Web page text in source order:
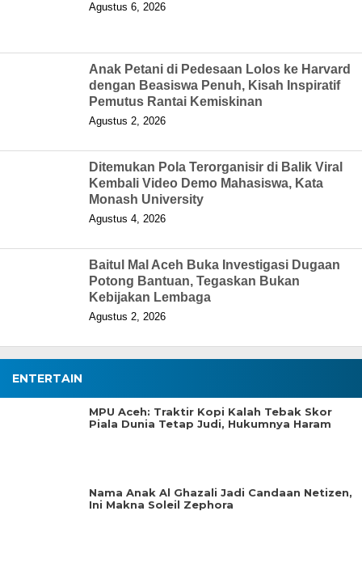
Agustus 6, 2026
Anak Petani di Pedesaan Lolos ke Harvard
dengan Beasiswa Penuh, Kisah Inspiratif
Pemutus Rantai Kemiskinan
Agustus 2, 2026
Ditemukan Pola Terorganisir di Balik Viral
Kembali Video Demo Mahasiswa, Kata
Monash University
Agustus 4, 2026
Baitul Mal Aceh Buka Investigasi Dugaan
Potong Bantuan, Tegaskan Bukan
Kebijakan Lembaga
Agustus 2, 2026
ENTERTAIN
MPU Aceh: Traktir Kopi Kalah Tebak Skor
Piala Dunia Tetap Judi, Hukumnya Haram
Nama Anak Al Ghazali Jadi Candaan Netizen,
Ini Makna Soleil Zephora